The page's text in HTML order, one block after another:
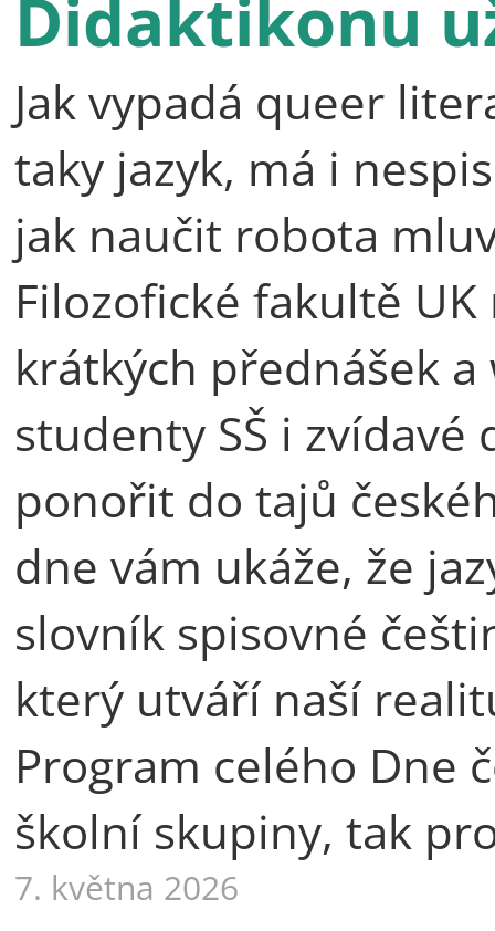
Didaktikonu
Jak vypadá queer
taky jazyk, má i
jak naučit robota
Filozofické fakultě
krátkých přednášek
studenty SŠ i
ponořit do tajů
dne vám ukáže, že
slovník spisovné
který utváří naší
Program celého Dne
školní skupiny, tak
7. května 2026